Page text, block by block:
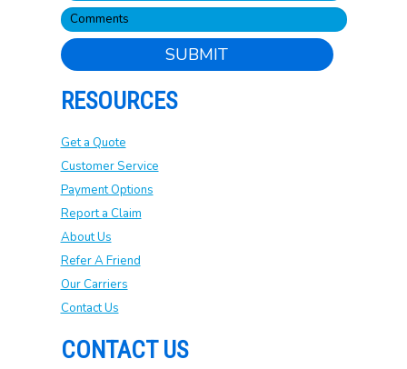
SUBMIT
RESOURCES
Get a Quote
Customer Service
Payment Options
Report a Claim
About Us
Refer A Friend
Our Carriers
Contact Us
CONTACT US